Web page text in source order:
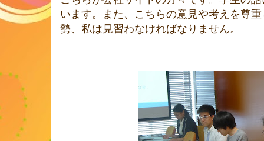
います。また、こちらの意見や考えを尊
勢、私は見習わなければなりません。